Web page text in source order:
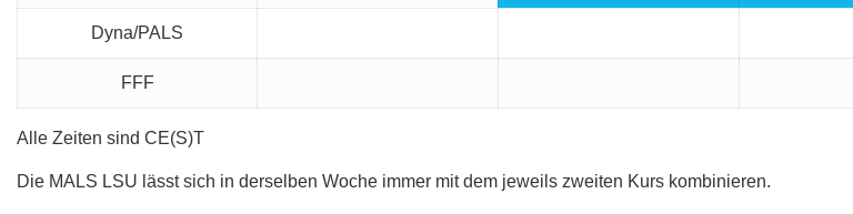
Dyna/PALS
FFF
Alle Zeiten sind CE(S)T
Die MALS LSU lässt sich in derselben Woche immer mit dem jeweils zweiten Kurs kombinieren.